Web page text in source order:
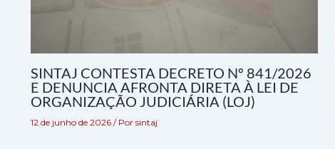
SINTAJ CONTESTA DECRETO Nº 841/2026
E DENUNCIA AFRONTA DIRETA À LEI DE
ORGANIZAÇÃO JUDICIÁRIA (LOJ)
12 de junho de 2026 / Por sintaj